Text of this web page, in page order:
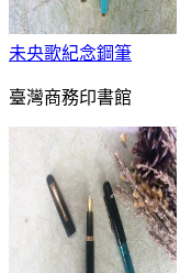
未央歌紀念鋼筆
臺灣商務印書館